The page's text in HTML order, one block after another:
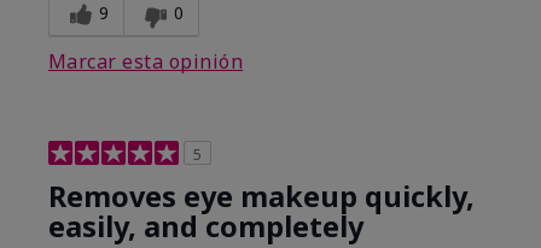
9 0
Marcar esta opinión
5
Removes eye makeup quickly,
easily, and completely